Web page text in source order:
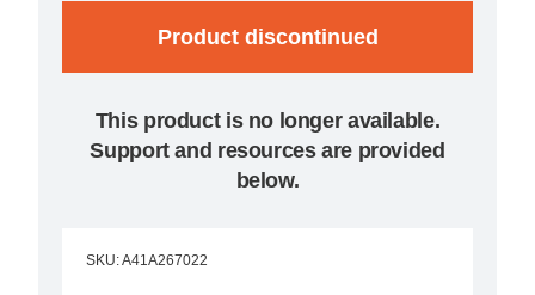
Product discontinued
This product is no longer available.
Support and resources are provided
below.
SKU:A41A267022